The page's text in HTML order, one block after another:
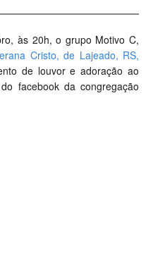
às 20h, o grupo Motivo C,
Cristo, de Lajeado, RS,
de louvor e adoração ao
facebook da congregação